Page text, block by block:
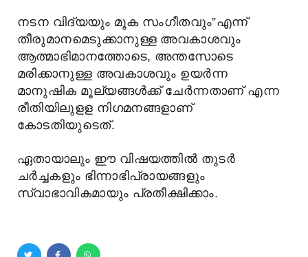
നടന വിദ്യയും മൂക സംഗീതവും”എന്ന്
തീരുമാനമെടുക്കാനുള്ള അവകാശവും
ആത്മാഭിമാനത്തോടെ, അന്തസോടെ
മരിക്കാനുള്ള അവകാശവും ഉയർന്ന
മാനുഷിക മൂല്യങ്ങൾക്ക് ചേർന്നതാണ് എന്ന
രീതിയിലുളള നിഗമനങ്ങളാണ്
കോടതിയുടെത്.
ഏതായാലും ഈ വിഷയത്തിൽ തുടർ
ചർച്ചകളും ഭിന്നാഭിപ്രായങ്ങളും
സ്വാഭാവികമായും പ്രതീക്ഷിക്കാം.